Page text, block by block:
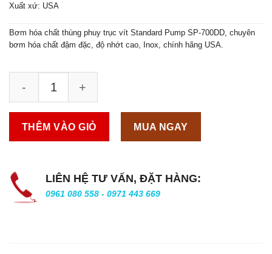
Xuất xứ: USA
Bơm hóa chất thùng phuy trục vít Standard Pump SP-700DD, chuyên
bơm hóa chất đậm đặc, độ nhớt cao, Inox, chính hãng USA.
THÊM VÀO GIỎ MUA NGAY
LIÊN HỆ TƯ VẤN, ĐẶT HÀNG:
0961 080 558 - 0971 443 669